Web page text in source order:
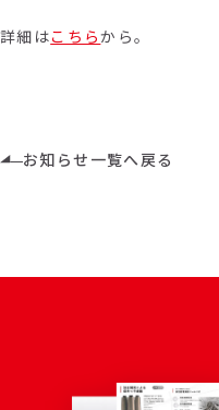
詳細はこちらから。
お知らせ一覧へ戻る